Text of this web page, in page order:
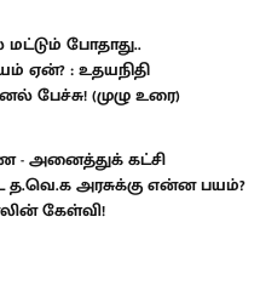
மட்டும் போதாது..
ஏன்? : உதயநிதி
பேச்சு! (முழு உரை)
- அனைத்துக் கட்சி
த.வெ.க அரசுக்கு என்ன பயம்?
கேள்வி!